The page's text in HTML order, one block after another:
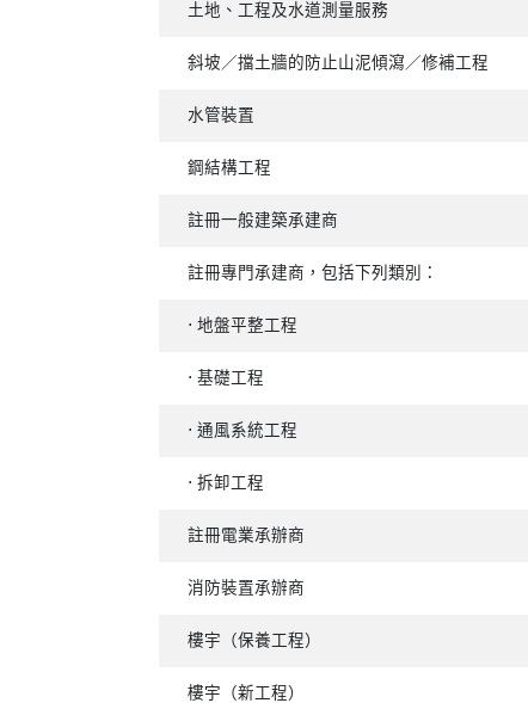
土地、工程及水道測量服務
斜坡／擋土牆的防止山泥傾瀉／修補工程
水管裝置
鋼結構工程
註冊一般建築承建商
註冊專門承建商，包括下列類別：
⋅ 地盤平整工程
⋅ 基礎工程
⋅ 通風系統工程
⋅ 拆卸工程
註冊電業承辦商
消防裝置承辦商
樓宇（保養工程）
樓宇（新工程）